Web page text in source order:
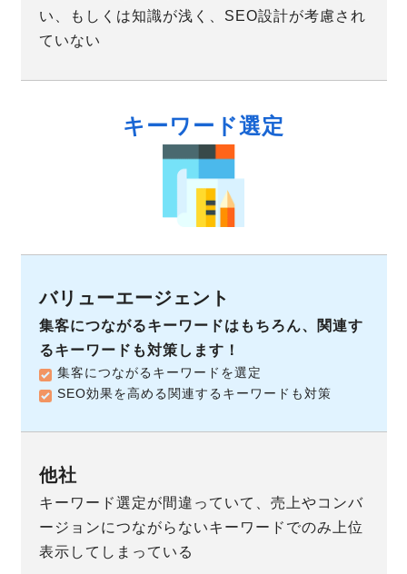
い、もしくは知識が浅く、SEO設計が考慮され
ていない
キーワード選定
集客につながるキーワードはもちろん、関連す
るキーワードも対策します！
集客につながるキーワードを選定
SEO効果を高める関連するキーワードも対策
キーワード選定が間違っていて、売上やコンバ
ージョンにつながらないキーワードでのみ上位
表示してしまっている